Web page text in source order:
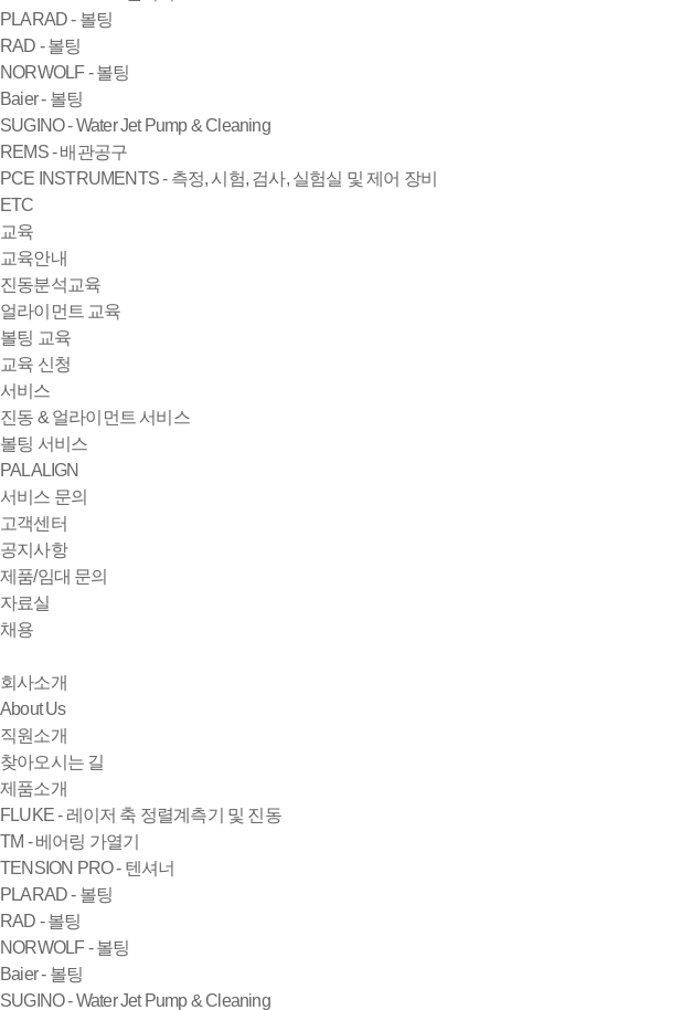
PLARAD - 볼팅
RAD - 볼팅
NORWOLF - 볼팅
Baier - 볼팅
SUGINO - Water Jet Pump & Cleaning
REMS - 배관공구
PCE INSTRUMENTS - 측정, 시험, 검사, 실험실 및 제어 장비
ETC
교육
교육안내
진동분석교육
얼라이먼트 교육
볼팅 교육
교육 신청
서비스
진동 & 얼라이먼트 서비스
볼팅 서비스
PALALIGN
서비스 문의
고객센터
공지사항
제품/임대 문의
자료실
채용
회사소개
About Us
직원소개
찾아오시는 길
제품소개
FLUKE - 레이저 축 정렬계측기 및 진동
TM - 베어링 가열기
TENSION PRO - 텐셔너
PLARAD - 볼팅
RAD - 볼팅
NORWOLF - 볼팅
Baier - 볼팅
SUGINO - Water Jet Pump & Cleaning